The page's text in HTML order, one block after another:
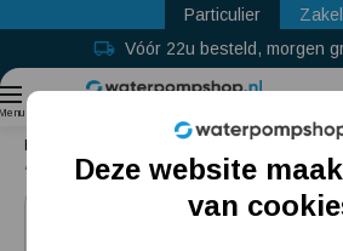
Particulier
Vóór 22u besteld, morgen
Populaire categorieën
Aansluitset voor een 50 mm tuinslang
Deze website
van